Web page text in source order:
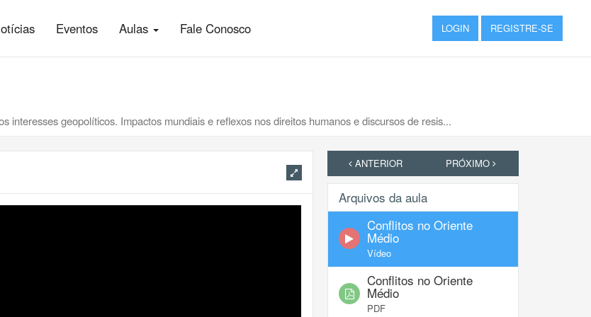
Eventos Aulas Fale Conosco LOGIN REGISTRE-SE
interesses geopolíticos. Impactos mundiais e reflexos nos direitos humanos e discursos de resis...
ANTERIOR PRÓXIMO
Arquivos da aula
Conflitos no Oriente
Médio
Vídeo
Conflitos no Oriente
Médio
PDF